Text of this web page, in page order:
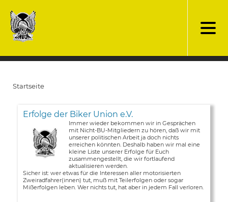
zum
Inhalt
Startseite
Erfolge der Biker Union e.V.
Immer wieder bekommen wir in Gesprächen
mit Nicht-BU-Mitgliedern zu hören, daß wir mit
unserer politischen Arbeit ja doch nichts
erreichen könnten. Deshalb haben wir mal eine
kleine Liste unserer Erfolge für Euch
zusammengestellt, die wir fortlaufend
aktualisieren werden.
Sicher ist: wer etwas für die Interessen aller motorisierten
Zweiradfahrer(innen) tut, muß mit Teilerfolgen oder sogar
Mißerfolgen leben. Wer nichts tut, hat aber in jedem Fall verloren.